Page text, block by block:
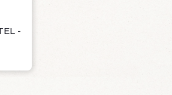
Merlot
Catharaes Chardonnay
-